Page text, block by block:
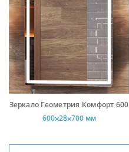
Зеркало Геометрия Комфорт 600
600⨉28⨉700 мм